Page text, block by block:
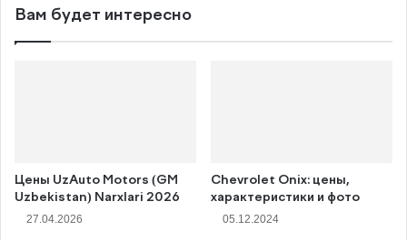
Вам будет интересно
Цены UzAuto Motors (GM
Uzbekistan) Narxlari 2026
27.04.2026
Chevrolet Onix: цены,
характеристики и фото
05.12.2024